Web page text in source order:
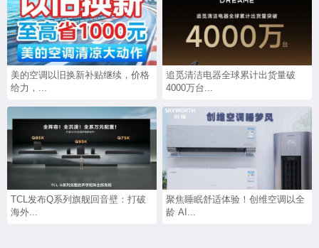
美的空调以旧换新补贴继续，价格
给力，...
追觅清洁电器全球累计出货量破
4000万台...
TCL发布Q系列旗舰回音壁：打破
海外...
聚焦睡眠舒适体验！创维空调以全
龄 AI...